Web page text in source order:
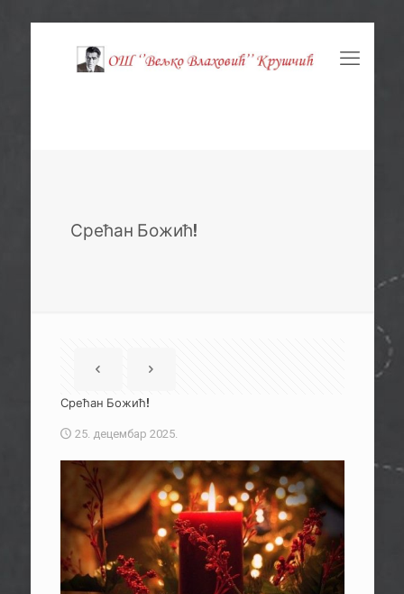
Срећан Божић!
Срећан Божић!
25. децембар 2025.